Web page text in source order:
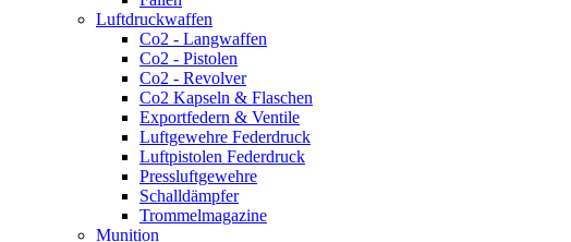
Luftdruckwaffen
Co2 - Langwaffen
Co2 - Pistolen
Co2 - Revolver
Co2 Kapseln & Flaschen
Exportfedern & Ventile
Luftgewehre Federdruck
Luftpistolen Federdruck
Pressluftgewehre
Schalldämpfer
Trommelmagazine
Munition